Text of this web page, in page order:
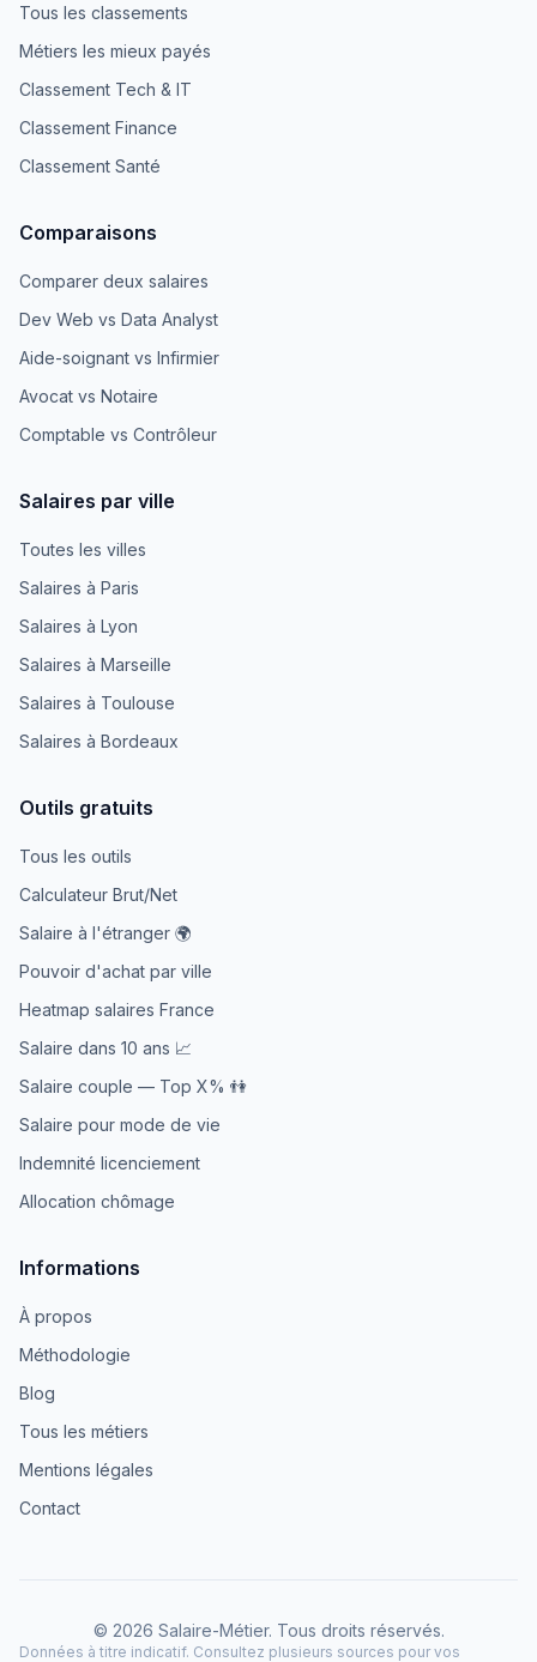
Tous les classements
Métiers les mieux payés
Classement Tech & IT
Classement Finance
Classement Santé
Comparaisons
Comparer deux salaires
Dev Web vs Data Analyst
Aide-soignant vs Infirmier
Avocat vs Notaire
Comptable vs Contrôleur
Salaires par ville
Toutes les villes
Salaires à Paris
Salaires à Lyon
Salaires à Marseille
Salaires à Toulouse
Salaires à Bordeaux
Outils gratuits
Tous les outils
Calculateur Brut/Net
Salaire à l'étranger 🌍
Pouvoir d'achat par ville
Heatmap salaires France
Salaire dans 10 ans 📈
Salaire couple — Top X% 👫
Salaire pour mode de vie
Indemnité licenciement
Allocation chômage
Informations
À propos
Méthodologie
Blog
Tous les métiers
Mentions légales
Contact
© 2026 Salaire-Métier. Tous droits réservés.
Données à titre indicatif. Consultez plusieurs sources pour vos